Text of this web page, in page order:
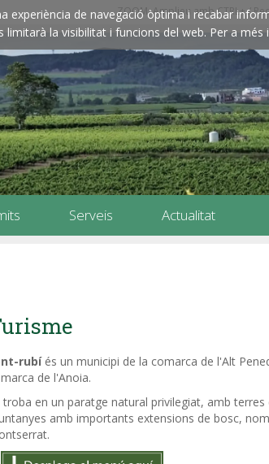
de navegació òptima i recabar
la visibilitat i funcions del web. Per a més
ZOOM: Amplieu amb CTRL+ /
Serveis Actualitat
rubíés un municipi de la comarca de l'Alt
de l'Anoia.
troba en un paratge natural privilegiat, amb
amb importants extensions de bosc,